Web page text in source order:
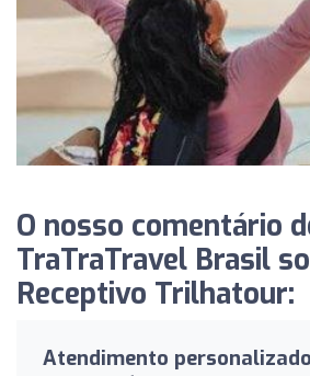
O nosso comentário
TraTraTravel Brasil
Receptivo Trilhatour:
Atendimento